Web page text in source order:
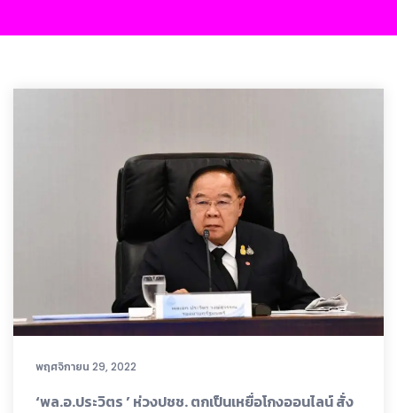
พฤศจิกายน 29, 2022
‘พล.อ.ประวิตร ’ ห่วงปชช. ตกเป็นเหยื่อโกงออนไลน์ สั่ง